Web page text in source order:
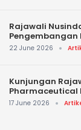
Rajawali
22 June 2026
Kunjungan
Pharmaceutical
17 June 2026